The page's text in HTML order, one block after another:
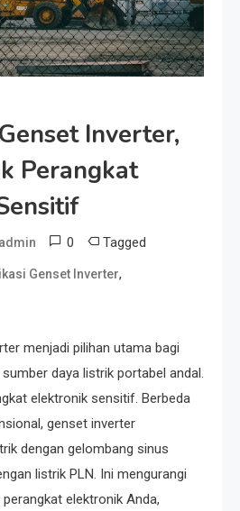
Inverter,
Perangkat
admin 0 Tagged
Genset Inverter,
menjadi pilihan utama bagi
daya listrik portabel andal.
elektronik sensitif. Berbeda
genset inverter
dengan gelombang sinus
listrik PLN. Ini mengurangi
elektronik Anda,